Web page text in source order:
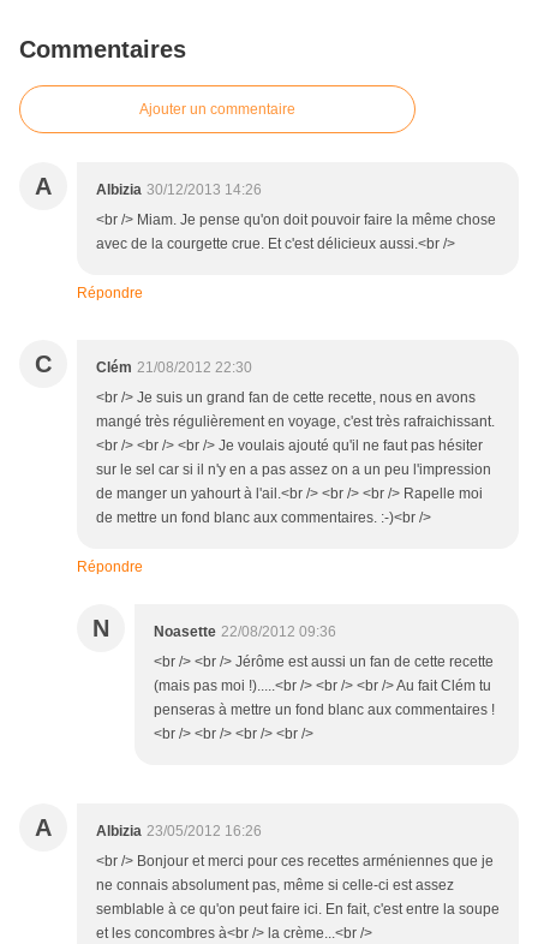
Commentaires
Ajouter un commentaire
A Albizia 30/12/2013 14:26
<br /> Miam. Je pense qu'on doit pouvoir faire la même chose
avec de la courgette crue. Et c'est délicieux aussi.<br />
Répondre
C Clém 21/08/2012 22:30
<br /> Je suis un grand fan de cette recette, nous en avons
mangé très régulièrement en voyage, c'est très rafraichissant.
<br /> <br /> <br /> Je voulais ajouté qu'il ne faut pas hésiter
sur le sel car si il n'y en a pas assez on a un peu l'impression
de manger un yahourt à l'ail.<br /> <br /> <br /> Rapelle moi
de mettre un fond blanc aux commentaires. :-)<br />
Répondre
N Noasette 22/08/2012 09:36
<br /> <br /> Jérôme est aussi un fan de cette recette
(mais pas moi !).....<br /> <br /> <br /> Au fait Clém tu
penseras à mettre un fond blanc aux commentaires !
<br /> <br /> <br /> <br />
A Albizia 23/05/2012 16:26
<br /> Bonjour et merci pour ces recettes arméniennes que je
ne connais absolument pas, même si celle-ci est assez
semblable à ce qu'on peut faire ici. En fait, c'est entre la soupe
et les concombres à<br /> la crème...<br />